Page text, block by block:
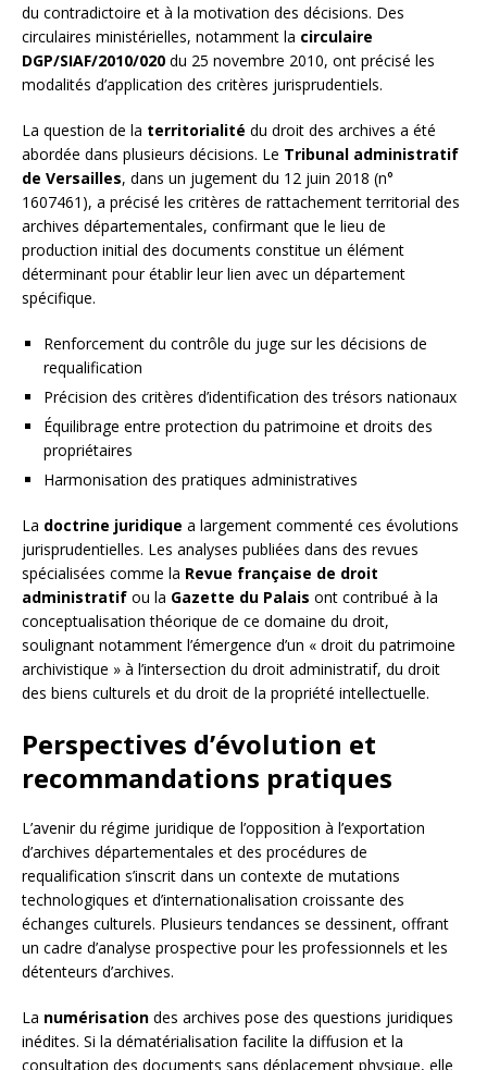
du contradictoire et à la motivation des décisions. Des
circulaires ministérielles, notamment la circulaire
DGP/SIAF/2010/020 du 25 novembre 2010, ont précisé les
modalités d’application des critères jurisprudentiels.
La question de la territorialité du droit des archives a été
abordée dans plusieurs décisions. Le Tribunal administratif
de Versailles, dans un jugement du 12 juin 2018 (n°
1607461), a précisé les critères de rattachement territorial des
archives départementales, confirmant que le lieu de
production initial des documents constitue un élément
déterminant pour établir leur lien avec un département
spécifique.
Renforcement du contrôle du juge sur les décisions de
requalification
Précision des critères d’identification des trésors nationaux
Équilibrage entre protection du patrimoine et droits des
propriétaires
Harmonisation des pratiques administratives
La doctrine juridique a largement commenté ces évolutions
jurisprudentielles. Les analyses publiées dans des revues
spécialisées comme la Revue française de droit
administratif ou la Gazette du Palais ont contribué à la
conceptualisation théorique de ce domaine du droit,
soulignant notamment l’émergence d’un « droit du patrimoine
archivistique » à l’intersection du droit administratif, du droit
des biens culturels et du droit de la propriété intellectuelle.
Perspectives d’évolution et
recommandations pratiques
L’avenir du régime juridique de l’opposition à l’exportation
d’archives départementales et des procédures de
requalification s’inscrit dans un contexte de mutations
technologiques et d’internationalisation croissante des
échanges culturels. Plusieurs tendances se dessinent, offrant
un cadre d’analyse prospective pour les professionnels et les
détenteurs d’archives.
La numérisation des archives pose des questions juridiques
inédites. Si la dématérialisation facilite la diffusion et la
consultation des documents sans déplacement physique, elle